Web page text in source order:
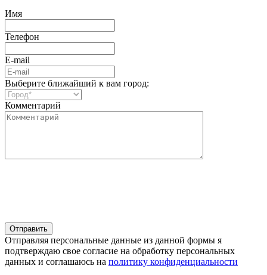
Имя
Телефон
E-mail
Выберите ближайший к вам город:
Комментарий
Отправляя персональные данные из данной формы я
подтверждаю свое согласие на обработку персональных
данных и соглашаюсь на политику конфиденциальности